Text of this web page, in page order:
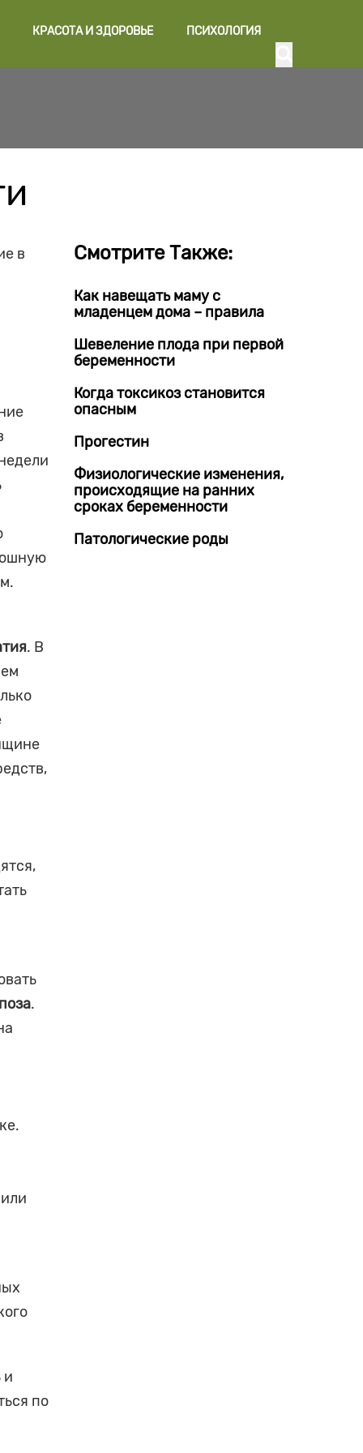
КРАСОТА И ЗДОРОВЬЕ ПСИХОЛОГИЯ
в
. В
.
и
по
Смотрите Также:
Как навещать маму с
младенцем дома – правила
Шевеление плода при первой
беременности
Когда токсикоз становится
опасным
Прогестин
Физиологические изменения,
происходящие на ранних
сроках беременности
Патологические роды